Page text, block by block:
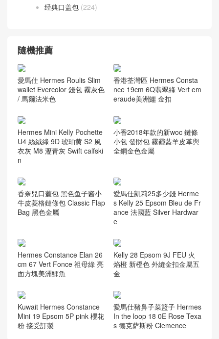
经典口盖包 (224)
隨機推薦
愛馬仕 Hermes Roulis Slim
wallet Evercolor 錢包 霧灰色
/ 馬爾法米色
香港荃灣區 Hermes Consta
nce 19cm 6Q翡翠綠 Vert em
eraude美洲鱷 金扣
Hermes Mini Kelly Pochette
U4 絲絨綠 9D 琥珀黄 S2 風
衣灰 M8 瀝青灰 Swift calfski
n
小香2018年款的新woc 鏈條
小包 發財包 霧霾藍羊皮革與
全鋼金色金屬
香奈兒口蓋包 黑色鱼子酱小
牛皮菱格鏈條包 Classic Flap
Bag 黑色金屬
愛馬仕凱莉25多少錢 Herme
s Kelly 25 Epsom Bleu de Fr
ance 法國藍 Silver Hardwar
e
Hermes Constance Elan 26
cm 67 Vert Fonce 祖母綠 亮
面方塊美洲鱷魚
Kelly 28 Epsom 9J FEU 火
焰橙 新橙色 外縫金扣金屬五
金
Kuwait Hermes Constance
Mini 19 Epsom 5P pink 櫻花
粉 接受訂製
愛馬仕豬鼻子菜籃子 Hermes
In the loop 18 0E Rose Texa
s 德克萨斯粉 Clemence